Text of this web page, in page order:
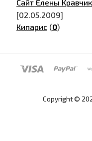
Сайт Елены Кравчик
[02.05.2009]
Кипарис (0)
Copyright ©